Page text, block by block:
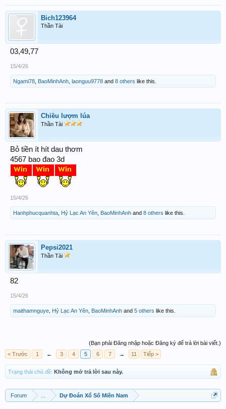
Bich123964
Thần Tài
03,49,77
15/4/26
Ngami78 BaoMinhAnh laonguu9778 and 8 others like this.
Chiều lượm lúa
Thần Tài
Bỏ tiền ít hít dau thơm
4567 bao đao 3d
15/4/26
Hanhphucquanhta Hỷ Lạc An Yên BaoMinhAnh and 8 others like this.
Pepsi2021
Thần Tài
82
15/4/26
maithamnguye Hỷ Lạc An Yên BaoMinhAnh and 5 others like this.
(Bạn phải Đăng nhập hoặc Đăng ký để trả lời bài viết.)
< Trước
1 ← 3 4 5 6 7 → 11 Tiếp >
Trạng thái chủ đề: Không mở trả lời sau này.
Forum Dự Đoán Xổ Số Miền Nam